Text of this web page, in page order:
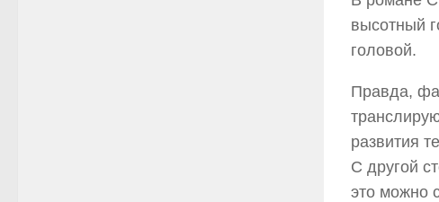
высотный
головой.
Правда,
развития
С другой
это можно